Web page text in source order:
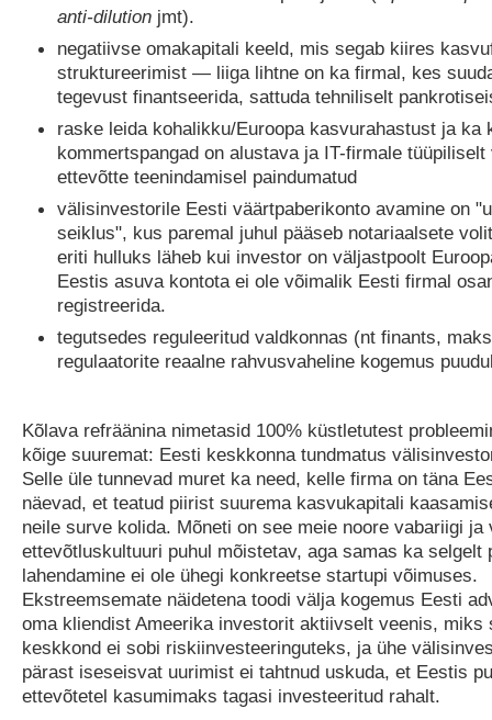
anti-dilution jmt).
negatiivse omakapitali keeld, mis segab kiires
struktureerimist — liiga lihtne on ka firmal, kes
tegevust finantseerida, sattuda tehniliselt
raske leida kohalikku/Euroopa kasvurahastust ja ka
kommertspangad on alustava ja IT-firmale tüüpiliselt
ettevõtte teenindamisel paindumatud
välisinvestorile Eesti väärtpaberikonto avamine on
seiklus", kus paremal juhul pääseb notariaalsete
eriti hulluks läheb kui investor on väljastpoolt
Eestis asuva kontota ei ole võimalik Eesti firmal
registreerida.
tegutsedes reguleeritud valdkonnas (nt finants,
regulaatorite reaalne rahvusvaheline kogemus
Kõlava refräänina nimetasid 100% küstletutest
kõige suuremat: Eesti keskkonna tundmatus
Selle üle tunnevad muret ka need, kelle firma on täna
näevad, et teatud piirist suurema kasvukapitali
neile surve kolida. Mõneti on see meie noore vabariigi ja
ettevõtluskultuuri puhul mõistetav, aga samas ka selgelt
lahendamine ei ole ühegi konkreetse startupi võimuses.
Ekstreemsemate näidetena toodi välja kogemus Eesti
oma kliendist Ameerika investorit aktiivselt veenis, miks
keskkond ei sobi riskiinvesteeringuteks, ja ühe
pärast iseseisvat uurimist ei tahtnud uskuda, et Eestis
ettevõtetel kasumimaks tagasi investeeritud rahalt.